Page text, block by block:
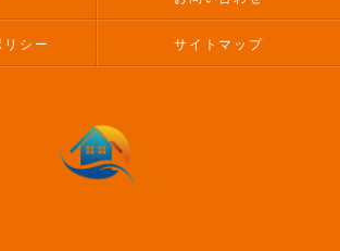
シー サイトマップ